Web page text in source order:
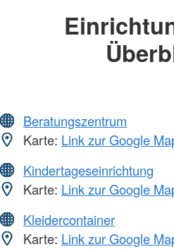
Beratungszentrum
Karte: Link zur Google
Kindertageseinrichtung
Karte: Link zur Google
Kleidercontainer
Karte: Link zur Google